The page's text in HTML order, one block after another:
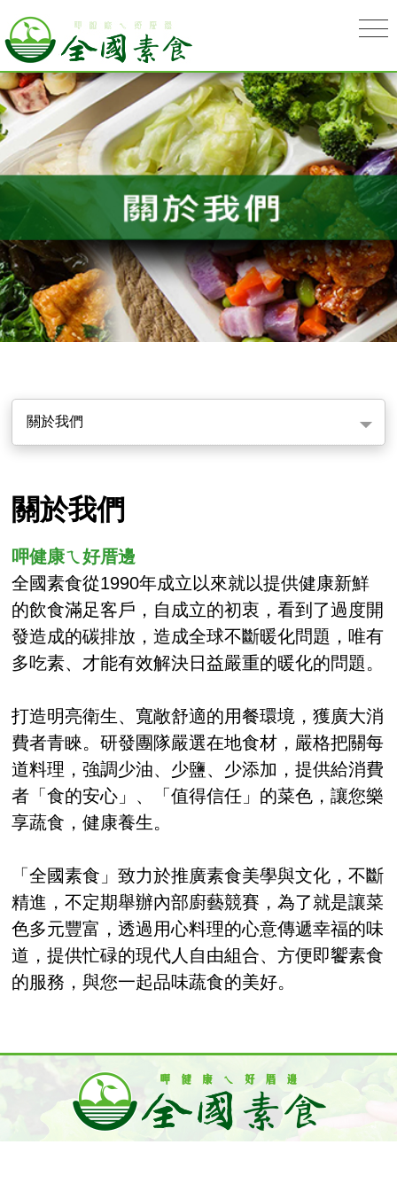
關於我們
關於我們
呷健康ㄟ好厝邊
全國素食從1990年成立以來就以提供健康新鮮
的飲食滿足客戶，自成立的初衷，看到了過度開
發造成的碳排放，造成全球不斷暖化問題，唯有
多吃素、才能有效解決日益嚴重的暖化的問題。
打造明亮衛生、寬敞舒適的用餐環境，獲廣大消
費者青睞。研發團隊嚴選在地食材，嚴格把關每
道料理，強調少油、少鹽、少添加，提供給消費
者「食的安心」、「值得信任」的菜色，讓您樂
享蔬食，健康養生。
「全國素食」致力於推廣素食美學與文化，不斷
精進，不定期舉辦內部廚藝競賽，為了就是讓菜
色多元豐富，透過用心料理的心意傳遞幸福的味
道，提供忙碌的現代人自由組合、方便即饗素食
的服務，與您一起品味蔬食的美好。